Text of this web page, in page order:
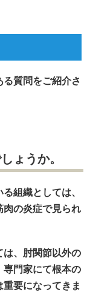
質問をご紹介さ
ょうか。
組織としては、
肉の炎症で見られ
は、肘関節以外の
専門家にて根本の
要になってきま